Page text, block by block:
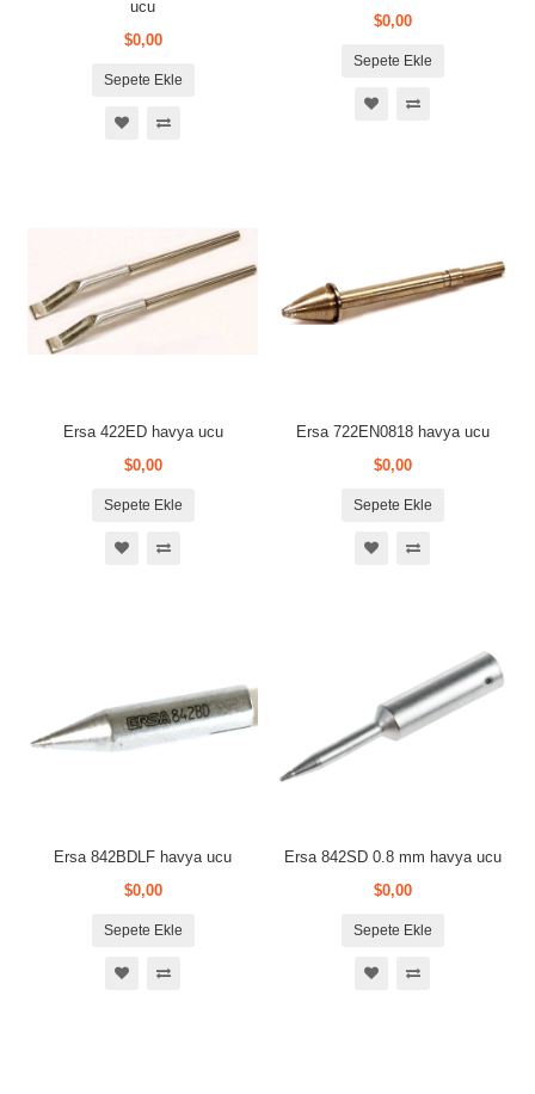
ucu
$0,00
Sepete Ekle
$0,00
Sepete Ekle
Ersa 422ED havya ucu
$0,00
Sepete Ekle
Ersa 722EN0818 havya ucu
$0,00
Sepete Ekle
Ersa 842BDLF havya ucu
$0,00
Sepete Ekle
Ersa 842SD 0.8 mm havya ucu
$0,00
Sepete Ekle